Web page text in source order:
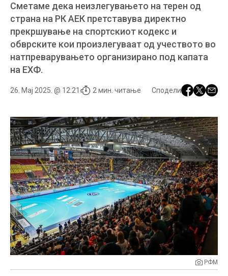
Сметаме дека неизлегувањето на терен од
страна на РК АЕК претставува директно
прекршување на спортскиот кодекс и
обврските кои произлегуваат од учеството во
натпреварувањето организирано под капата
на ЕХФ.
26. Мај 2025. @ 12:21 2 мин. читање Сподели
РФМ